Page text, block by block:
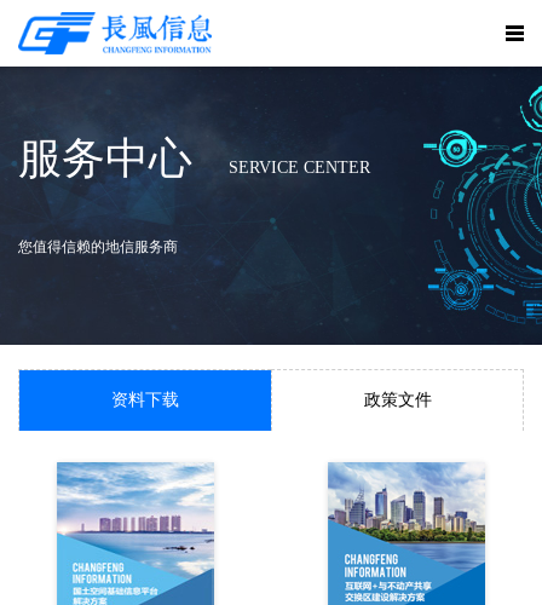
服务中心 SERVICE CENTER
您值得信赖的地信服务商
资料下载 政策文件